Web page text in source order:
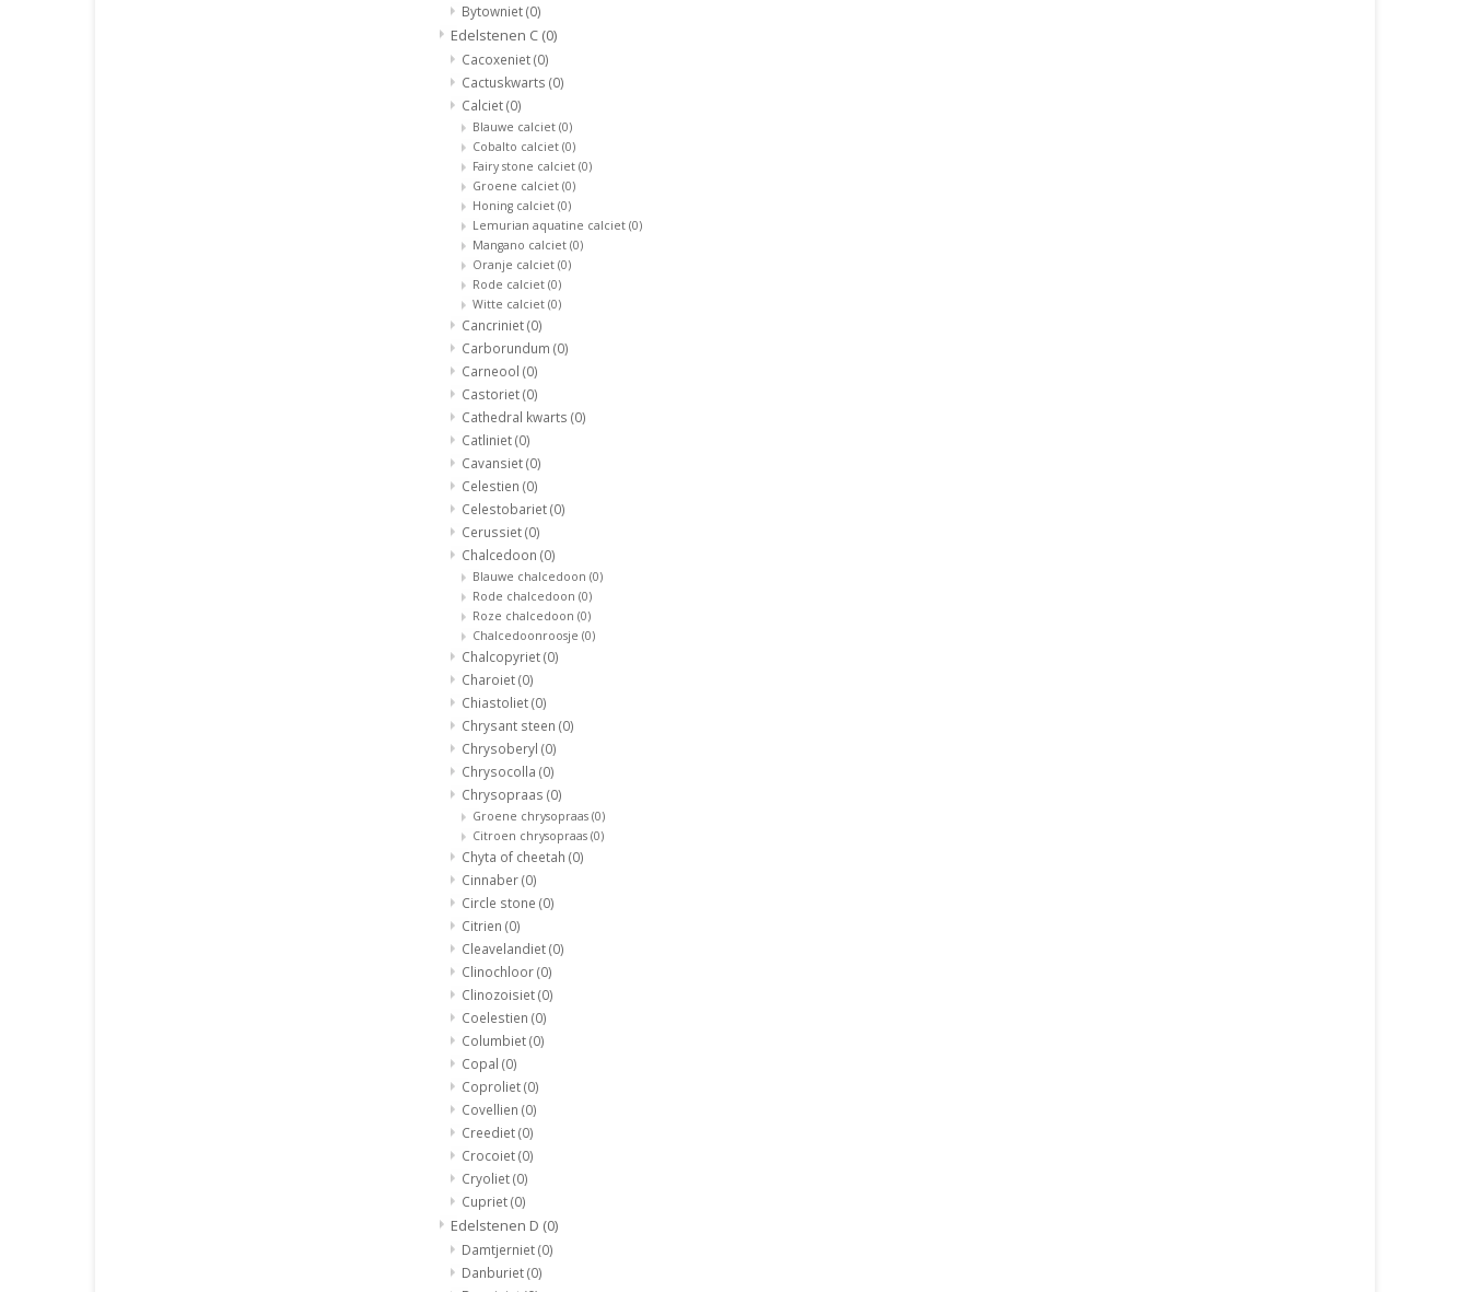
Bytowniet(0)
Edelstenen C (0)
Cacoxeniet(0)
Cactuskwarts (0)
Calciet(0)
Blauwe calciet (0)
Cobalto calciet (0)
Fairy stone calciet (0)
Groene calciet (0)
Honing calciet (0)
Lemurian aquatine calciet (0)
Mangano calciet (0)
Oranje calciet (0)
Rode calciet (0)
Witte calciet (0)
Cancriniet(0)
Carborundum (0)
Carneool (0)
Castoriet(0)
Cathedral kwarts (0)
Catliniet(0)
Cavansiet(0)
Celestien (0)
Celestobariet(0)
Cerussiet(0)
Chalcedoon (0)
Blauwe chalcedoon (0)
Rode chalcedoon (0)
Roze chalcedoon (0)
Chalcedoonroosje (0)
Chalcopyriet(0)
Charoiet(0)
Chiastoliet(0)
Chrysant steen (0)
Chrysoberyl (0)
Chrysocolla (0)
Chrysopraas (0)
Groene chrysopraas (0)
Citroen chrysopraas (0)
Chyta of cheetah (0)
Cinnaber(0)
Circle stone (0)
Citrien (0)
Cleavelandiet(0)
Clinochloor(0)
Clinozoisiet(0)
Coelestien (0)
Columbiet(0)
Copal (0)
Coproliet(0)
Covellien (0)
Creediet(0)
Crocoiet(0)
Cryoliet(0)
Cupriet(0)
Edelstenen D (0)
Damtjerniet(0)
Danburiet(0)